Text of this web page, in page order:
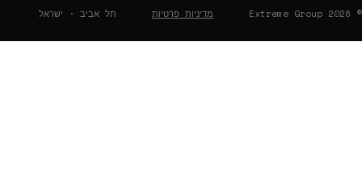
מדיניות פרטיות תל אביב · ישראל